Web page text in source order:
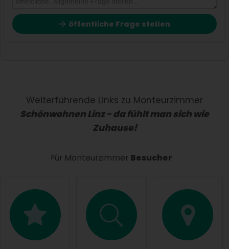
öffentliche Frage stellen
Hiermit akzeptiere ich die AGB
Die Datenschutzerklärunghabe ich zur Kenntnis
genommen.
Weiterführende Links zu Monteurzimmer
Schönwohnen Linz - da fühlt man sich wie
Zuhause!
Für Monteurzimmer Besucher